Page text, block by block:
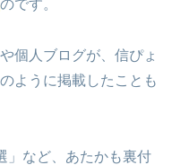
のです。
個人ブログが、信ぴょ
ように掲載したことも
」など、あたかも裏付